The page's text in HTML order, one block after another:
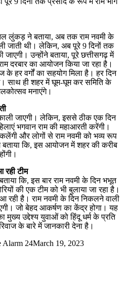
लुंकड़ ने बताया, अब तक राम नवमी के
जाती थी। लेकिन, अब पूरे 9 दिनों तक
जाएगी। उन्होंने बताया, पूरे छत्तीसगढ़ में
दरबार का आयोजन किया जा रहा है।
हर वर्गों का सहयोग मिला है। हर दिन
साथ ही शहर में घूम-घूम कर समिति के
मनाएंगे।
जाएगी। लेकिन, इससे ठीक एक दिन
भगवान राम की महाआरती करेंगी।
और लोगों से राम नवमी को भव्य रूप
बताया कि, इस आयोजन में शहर की करीब
टीम
कि, इस बार राम नवमी के दिन भभूत
की एक टीम को भी बुलाया जा रहा है।
रही है। राम नवमी के दिन निकलने वाली
जो बेहद आकर्षण का केंद्र होगा। यह
मुख्य उद्देश्य युवाओं को हिंदू धर्म के प्रति
के बारे में जानकारी देना है।
Alarm 24March 19, 2023